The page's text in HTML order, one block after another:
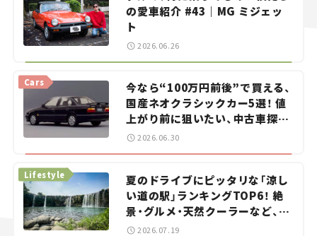
の愛車紹介 #43｜MG ミジェッ
ト
2026.06.26
今なら“100万円前後”で買える、
国産ネオクラシックカー5選！ 値
上がり前に狙いたい、中古車探し
をお手伝い――ちょっとイケてるマ
イカー選び #02
Cars
2026.06.30
夏のドライブにピッタリな「涼し
い道の駅」ランキングTOP6！ 絶
景・グルメ・天然クーラーなど、避
暑におすすめのスポットを紹介
Lifestyle
2026.07.19